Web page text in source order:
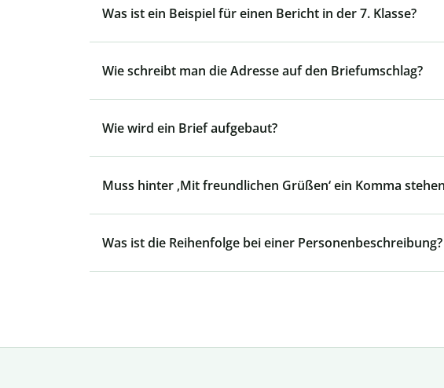
Was ist ein Beispiel für einen Bericht in der 7. Klasse?
Wie schreibt man die Adresse auf den Briefumschlag?
Wie wird ein Brief aufgebaut?
Muss hinter ‚Mit freundlichen Grüßen‘ ein Komma
Was ist die Reihenfolge bei einer Personenbeschreibung?